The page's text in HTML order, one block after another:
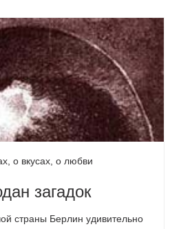
о вкусах, о любви
загадок
страны Берлин удивительно